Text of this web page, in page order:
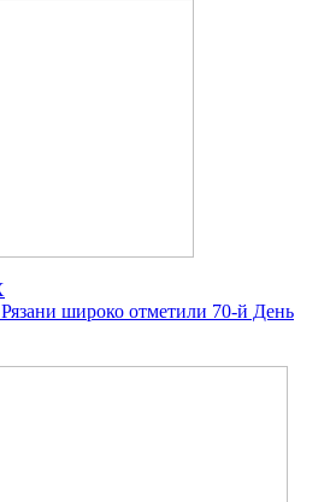
широко отметили 70-й День